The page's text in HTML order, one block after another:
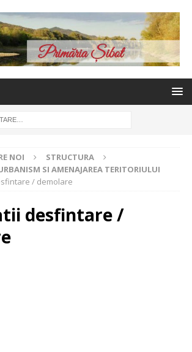
NOI
STRUCTURA
SI AMENAJAREA TERITORIULUI
/ demolare
desfintare /